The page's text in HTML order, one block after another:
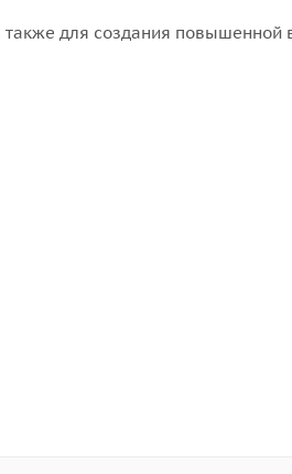
для создания повышенной
простой, круглый поддон для